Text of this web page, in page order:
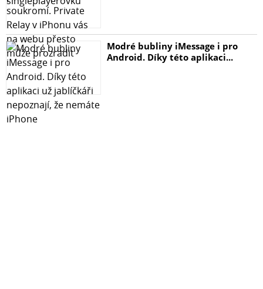
Modré bubliny iMessage i pro
Android. Díky této aplikaci...